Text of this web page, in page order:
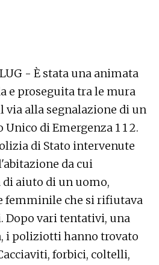
- È stata una animata
e proseguita tra le mura
via alla segnalazione di un
di Emergenza 1 1 2.
di Stato intervenute
da cui
aiuto di un uomo,
femminile che si rifiutava
Dopo vari tentativi, una
i poliziotti hanno trovato
forbici, coltelli,